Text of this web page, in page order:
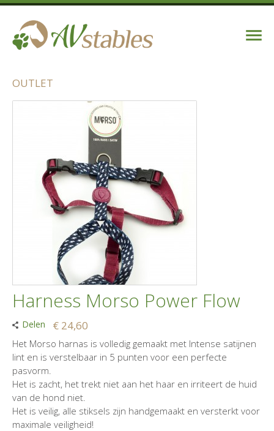
OUTLET
Harness Morso Power Flow
Delen € 24,60
Het Morso harnas is volledig gemaakt met Intense satijnen
lint en is verstelbaar in 5 punten voor een perfecte
pasvorm.
Het is zacht, het trekt niet aan het haar en irriteert de huid
van de hond niet.
Het is veilig, alle stiksels zijn handgemaakt en versterkt voor
maximale veiligheid!